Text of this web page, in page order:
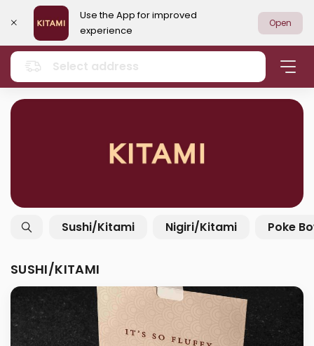
Use the App for improved
experience
Open
Select address
Sushi/Kitami Nigiri/Kitami Poke
SUSHI/KITAMI